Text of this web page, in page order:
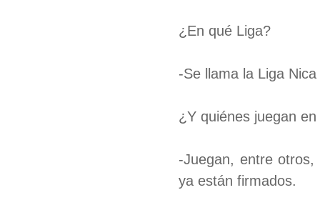
¿En qué Liga?
-Se llama la Liga
¿Y quiénes juegan en
-Juegan, entre
ya están firmados.